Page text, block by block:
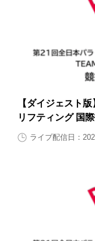
【ダイジェスト
リフティング 国
BEYONDリモー
曜日）】
ライブ配信日：